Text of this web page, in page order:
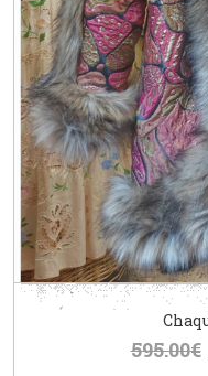
595.00€